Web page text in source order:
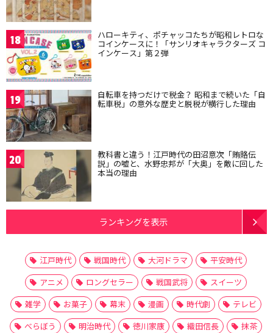
18 ハローキティ、ポチャッコたちが昭和レトロな
コインケースに！「サンリオキャラクターズ コ
インケース」第２弾
19 自転車を持つだけで税金？ 昭和まで続いた「自
転車税」の意外な歴史と脱税が横行した理由
20 教科書と違う！江戸時代の田沼意次「賄賂伝
説」の嘘と、水野忠邦が「大奥」を敵に回した
本当の理由
ランキングを表示
江戸時代 戦国時代 大河ドラマ
平安時代
アニメ
ロングセラー 戦国武将
スイーツ
雑学
お菓子 幕末 漫画 時代劇
テレビ
べらぼう
明治時代 徳川家康 織田信長
抹茶